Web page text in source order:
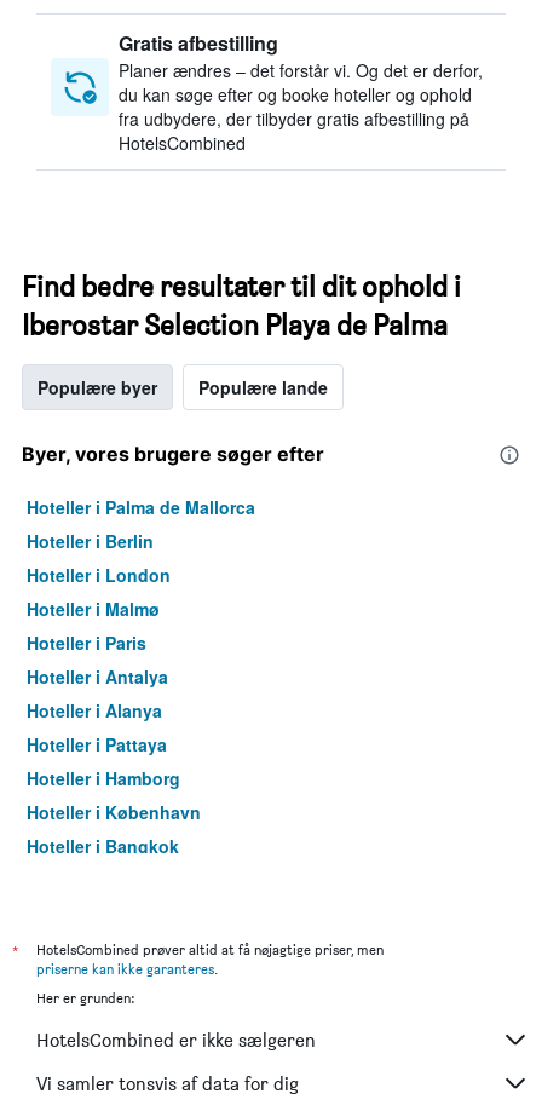
Gratis afbestilling
Planer ændres – det forstår vi. Og det er derfor,
du kan søge efter og booke hoteller og ophold
fra udbydere, der tilbyder gratis afbestilling på
HotelsCombined
Find bedre resultater til dit ophold i
Iberostar Selection Playa de Palma
Populære byer Populære lande
Byer, vores brugere søger efter
Hoteller i Palma de Mallorca
Hoteller i Berlin
Hoteller i London
Hoteller i Malmø
Hoteller i Paris
Hoteller i Antalya
Hoteller i Alanya
Hoteller i Pattaya
Hoteller i Hamborg
Hoteller i København
Hoteller i Bangkok
*
HotelsCombined prøver altid at få nøjagtige priser, men
priserne kan ikke garanteres.
Her er grunden:
HotelsCombined er ikke sælgeren
Vi samler tonsvis af data for dig